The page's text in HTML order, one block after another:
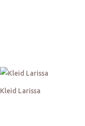
Kleid Larissa